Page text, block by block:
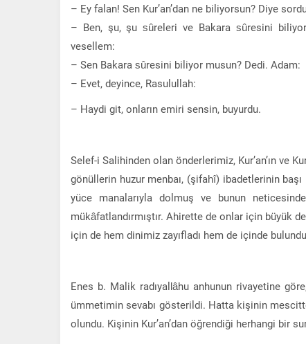
– Ey falan! Sen Kur’an’dan ne biliyorsun? Diye
– Ben, şu, şu sûreleri ve Bakara sûresini
vesellem:
– Sen Bakara sûresini biliyor musun? Dedi. Adam:
– Evet, deyince, Rasulullah:
– Haydi git, onların emiri sensin, buyurdu.
Selef-i Salihinden olan önderlerimiz, Kur’an’ın ve
gönüllerin huzur menbaı, (şifahî) ibadetlerinin
yüce manalarıyla dolmuş ve bunun
mükâfatlandırmıştır. Ahirette de onlar için büyük
için de hem dinimiz zayıfladı hem de içinde
Enes b. Malik radıyallâhu anhunun rivayetine
ümmetimin sevabı gösterildi. Hatta kişinin
olundu. Kişinin Kur’an’dan öğrendiği herhangi bir